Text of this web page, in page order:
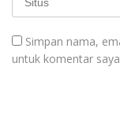
Simpan nama,
untuk komentar